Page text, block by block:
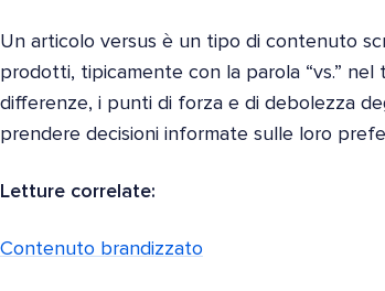
Un articolo versus è un tipo di contenuto
prodotti, tipicamente con la parola “vs.” nel
differenze, i punti di forza e di debolezza
prendere decisioni informate sulle loro
Letture correlate:
Contenuto brandizzato